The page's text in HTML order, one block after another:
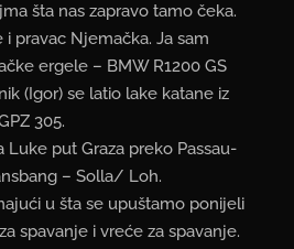
šta nas zapravo tamo čeka.
pravac Njemačka. Ja sam
ergele – BMW R1200 GS
(Igor) se latio lake katane iz
305.
Luke put Graza preko Passau-
– Solla/ Loh.
u šta se upuštamo ponijeli
spavanje i vreće za spavanje.